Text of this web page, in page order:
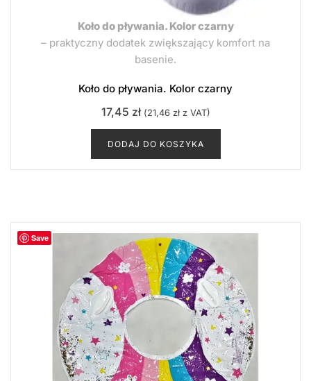
Koło do pływania. Kolor czarny
– praktyczny dodatek zwiększający komfort na
basenie.
Koło do pływania. Kolor czarny
17,45 zł (21,46 złz VAT)
DODAJ DO KOSZYKA
Save